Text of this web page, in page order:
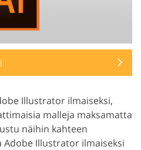
Illustrator ilmaiseksi,
malleja maksamatta
näihin kahteen
Illustrator ilmaiseksi